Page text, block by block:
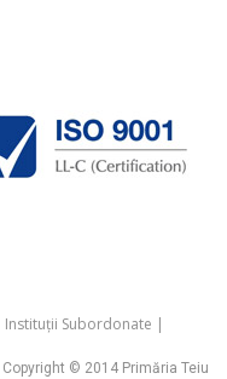
Instituții Subordonate |
Copyright © 2014 Primăria Teiu